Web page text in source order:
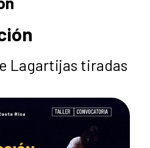
Lagartijas tiradas